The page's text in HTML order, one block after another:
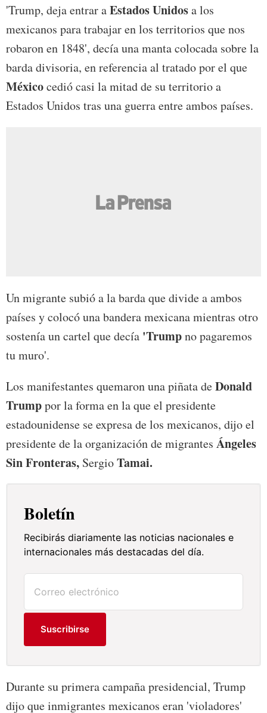
'Trump, deja entrar aEstados Unidosa los
mexicanos para trabajar en los territorios que nos
robaron en 1848', decía una manta colocada sobre la
barda divisoria, en referencia al tratado por el que
Méxicocedió casi la mitad de su territorio a
Estados Unidos tras una guerra entre ambos países.
Un migrante subió a la barda que divide a ambos
países y colocó una bandera mexicana mientras otro
sostenía un cartel que decía 'Trumpno pagaremos
tu muro'.
Los manifestantes quemaron una piñata deDonald
Trumppor la forma en la que el presidente
estadounidense se expresa de los mexicanos, dijo el
presidente de la organización de migrantes Ángeles
Sin Fronteras, SergioTamai.
Boletín
Recibirás diariamente las noticias nacionales e
internacionales más destacadas del día.
Suscribirse
Durante su primera campaña presidencial, Trump
dijo que inmigrantes mexicanos eran 'violadores'